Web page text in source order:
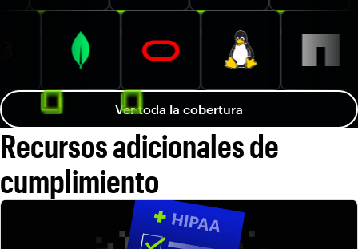
Ver toda la cobertura
Recursos adicionales de
cumplimiento